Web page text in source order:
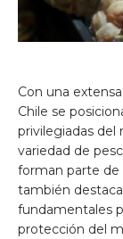
Con una
Chile se
privilegiadas del
variedad de
forman parte de
también
fundamentales
protección del